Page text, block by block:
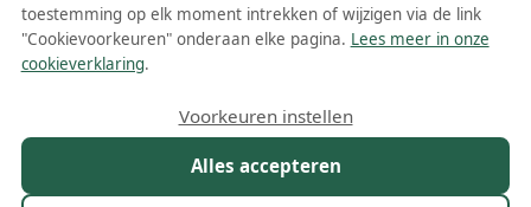
Meer lezen
Kleur 1
toestemming op elk moment intrekken of wijzigen via de link
"Cookievoorkeuren" onderaan elke pagina. Lees meer in onze
cookieverklaring.
Alles accepteren
Voorkeuren instellen